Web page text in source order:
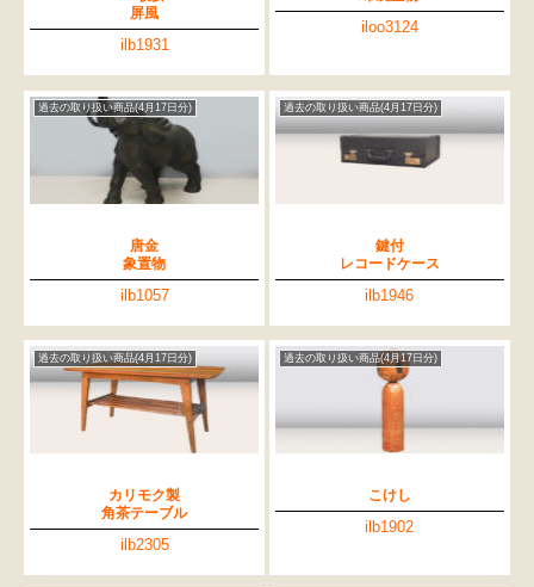
屏風
ilb1931
iloo3124
過去の取り扱い商品(4月17日分)
唐金
象置物
ilb1057
過去の取り扱い商品(4月17日分)
鍵付
レコードケース
ilb1946
過去の取り扱い商品(4月17日分)
カリモク製
角茶テーブル
ilb2305
過去の取り扱い商品(4月17日分)
こけし
ilb1902